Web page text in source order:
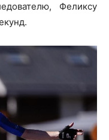
Феликсу